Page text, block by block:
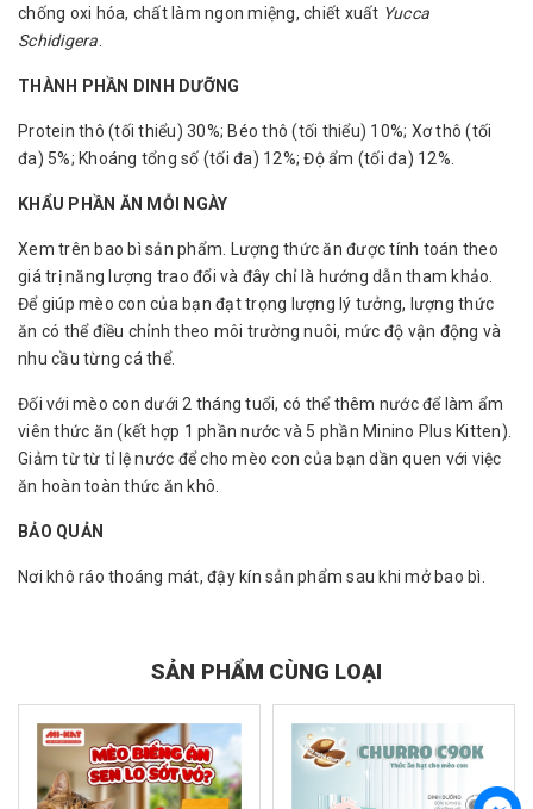
chống oxi hóa, chất làm ngon miệng, chiết xuất Yucca
Schidigera
THÀNH PHẦN DINH DƯỠNG
Protein thô (tối thiểu) 30%; Béo thô (tối thiểu) 10%; Xơ thô (tối
đa) 5%; Khoáng tổng số (tối đa) 12%; Độ ẩm (tối đa) 12%.
KHẨU PHẦN ĂN MỖI NGÀY
Xem trên bao bì sản phẩm. Lượng thức ăn được tính toán theo
giá trị năng lượng trao đổi và đây chỉ là hướng dẫn tham khảo.
Để giúp mèo con của bạn đạt trọng lượng lý tưởng, lượng thức
ăn có thể điều chỉnh theo môi trường nuôi, mức độ vận động và
nhu cầu từng cá thể.
Đối với mèo con dưới 2 tháng tuổi, có thể thêm nước để làm ẩm
viên thức ăn (kết hợp 1 phần nước và 5 phần Minino Plus Kitten).
Giảm từ từ tỉ lệ nước để cho mèo con của bạn dần quen với việc
ăn hoàn toàn thức ăn khô.
BẢO QUẢN
Nơi khô ráo thoáng mát, đậy kín sản phẩm sau khi mở bao bì.
SẢN PHẨM CÙNG LOẠI